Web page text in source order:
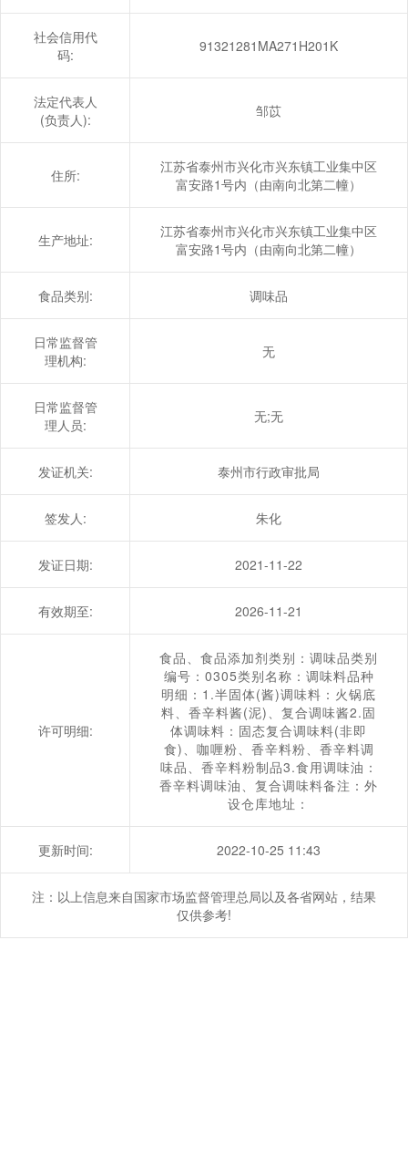
社会信用代
码:
91321281MA271H201K
法定代表人
(负责人):
邹苡
住所:
江苏省泰州市兴化市兴东镇工业集中区
富安路1号内（由南向北第二幢）
生产地址:
江苏省泰州市兴化市兴东镇工业集中区
富安路1号内（由南向北第二幢）
食品类别: 调味品
日常监督管
理机构:
无
日常监督管
理人员:
无;无
发证机关: 泰州市行政审批局
签发人: 朱化
发证日期: 2021-11-22
有效期至: 2026-11-21
许可明细:
食品、食品添加剂类别：调味品类别
编号：0305类别名称：调味料品种
明细：1.半固体(酱)调味料：火锅底
料、香辛料酱(泥)、复合调味酱2.固
体调味料：固态复合调味料(非即
食)、咖喱粉、香辛料粉、香辛料调
味品、香辛料粉制品3.食用调味油：
香辛料调味油、复合调味料备注：外
设仓库地址：
更新时间: 2022-10-25 11:43
注：以上信息来自国家市场监督管理总局以及各省网站，结果
仅供参考!